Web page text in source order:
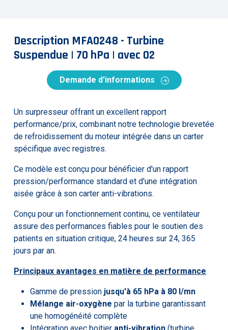
Description MFA0248 - Turbine
Suspendue | 70 hPa | avec O2
Demande d'informations
Un surpresseur offrant un excellent rapport
performance/prix, combinant notre technologie brevetée
de refroidissement du moteur intégrée dans un carter
spécifique avec registres.
Ce modèle est conçu pour bénéficier d'un rapport
pression/performance standard et d'une intégration
aisée grâce à son carter anti-vibrations.
Conçu pour un fonctionnement continu, ce ventilateur
assure des performances fiables pour le soutien des
patients en situation critique, 24 heures sur 24, 365
jours par an.
Principaux avantages en matière de performance
Gamme de pression jusqu'à 65 hPa à 80 l/mn
Mélange air-oxygène par la turbine garantissant
une homogénéité complète